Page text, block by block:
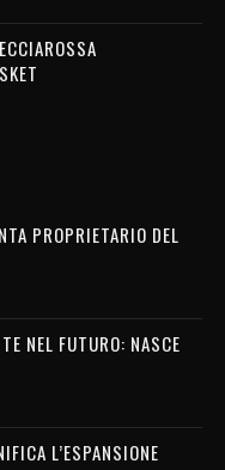
PROPRIETARIO DEL
NEL FUTURO: NASCE
L’ESPANSIONE